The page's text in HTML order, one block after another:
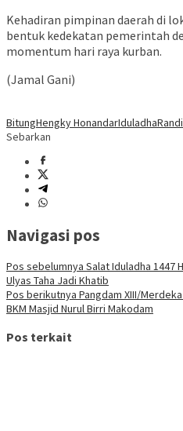
Kehadiran pimpinan daerah di
bentuk kedekatan pemerintah
momentum hari raya kurban.
(Jamal Gani)
BitungHengky HonandarIduladha
Sebarkan
Navigasi pos
Pos sebelumnya Salat Iduladha 1447
Ulyas Taha Jadi Khatib
Pos berikutnya Pangdam XIII/
BKM Masjid Nurul Birri Makodam
Pos terkait